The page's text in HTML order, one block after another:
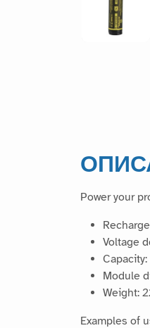
Power your
Voltage
Module
Weight:
Examples of